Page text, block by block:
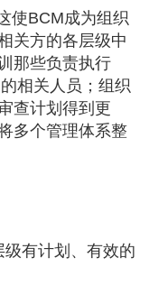
使BCM成为组织
关方的各层级中
那些负责执行
相关人员；组织
查计划得到更
多个管理体系整
有计划、有效的